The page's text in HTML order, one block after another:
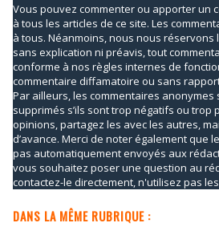
Vous pouvez commenter ou apporter un
à tous les articles de ce site. Les
à tous. Néanmoins, nous nous réservons
sans explication ni préavis, tout
conforme à nos règles internes de
commentaire diffamatoire ou sans
Par ailleurs, les commentaires
supprimés s’ils sont trop négatifs ou trop
opinions, partagez les avec les autres,
d’avance. Merci de noter également que
pas automatiquement envoyés aux
vous souhaitez poser une question au
contactez-le directement, n'utilisez pas
DANS LA MÊME RUBRIQUE :